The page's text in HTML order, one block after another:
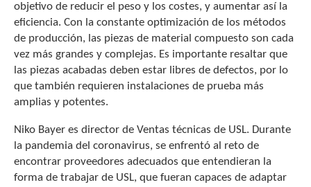
objetivo de reducir el peso y los costes, y aumentar así la
eficiencia. Con la constante optimización de los métodos
de producción, las piezas de material compuesto son cada
vez más grandes y complejas. Es importante resaltar que
las piezas acabadas deben estar libres de defectos, por lo
que también requieren instalaciones de prueba más
amplias y potentes.
Niko Bayer es director de Ventas técnicas de USL. Durante
la pandemia del coronavirus, se enfrentó al reto de
encontrar proveedores adecuados que entendieran la
forma de trabajar de USL, que fueran capaces de adaptar